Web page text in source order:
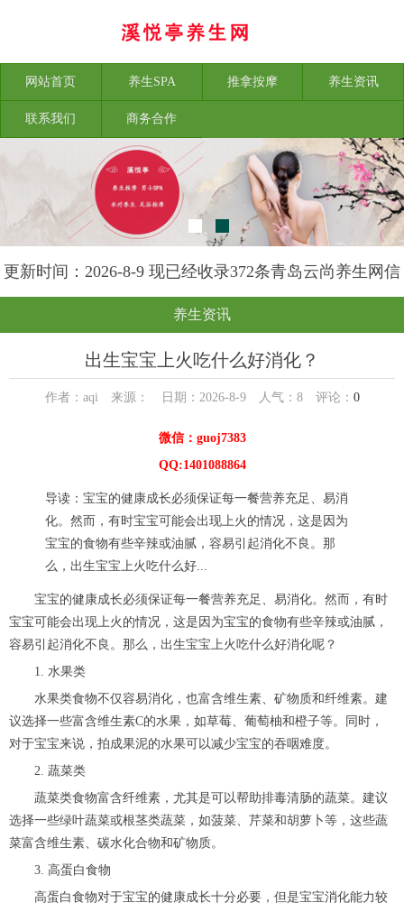
网站首页 养生SPA 推拿按摩 养生资讯
联系我们 商务合作
更新时间：2026-8-9 现已经收录372条青岛云尚养生网信
息
养生资讯
出生宝宝上火吃什么好消化？
作者：aqi 来源： 日期：2026-8-9 人气： 8评论： 0
微信：guoj7383
QQ:1401088864
导读：宝宝的健康成长必须保证每一餐营养充足、易消
化。然而，有时宝宝可能会出现上火的情况，这是因为
宝宝的食物有些辛辣或油腻，容易引起消化不良。那
么，出生宝宝上火吃什么好...
宝宝的健康成长必须保证每一餐营养充足、易消化。然而，有时
宝宝可能会出现上火的情况，这是因为宝宝的食物有些辛辣或油腻，
容易引起消化不良。那么，出生宝宝上火吃什么好消化呢？
1. 水果类
水果类食物不仅容易消化，也富含维生素、矿物质和纤维素。建
议选择一些富含维生素C的水果，如草莓、葡萄柚和橙子等。同时，
对于宝宝来说，拍成果泥的水果可以减少宝宝的吞咽难度。
2. 蔬菜类
蔬菜类食物富含纤维素，尤其是可以帮助排毒清肠的蔬菜。建议
选择一些绿叶蔬菜或根茎类蔬菜，如菠菜、芹菜和胡萝卜等，这些蔬
菜富含维生素、碳水化合物和矿物质。
3. 高蛋白食物
高蛋白食物对于宝宝的健康成长十分必要，但是宝宝消化能力较